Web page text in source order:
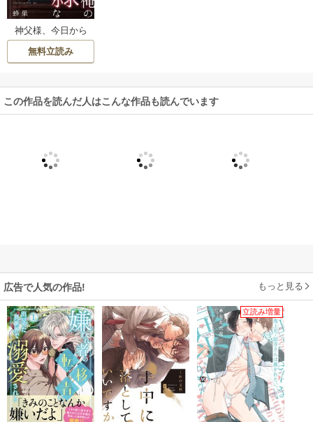
神父様、今日から
俺の奴隷な
無料立読み
この作品を読んだ人はこんな作品も読んでいます
広告で人気の作品! もっと見る
立読み増量